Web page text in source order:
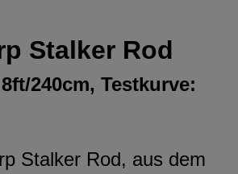
Stalker Rod
240cm, Testkurve:
Stalker Rod, aus dem